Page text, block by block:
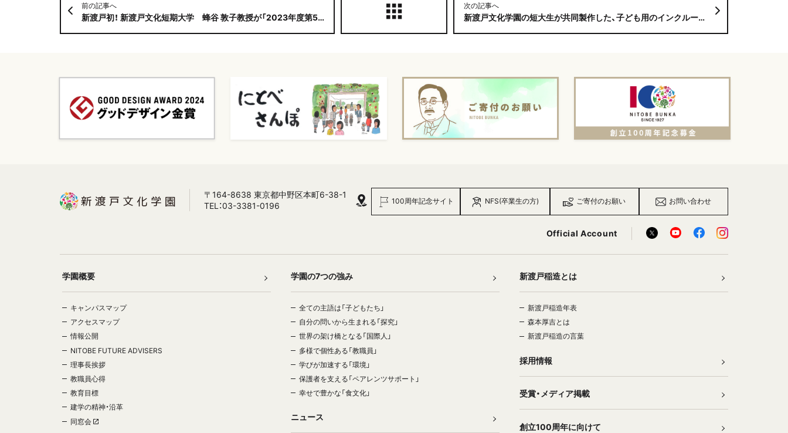
前の記事へ
新渡戸初！ 新渡戸文化短期大学 蜂谷 敦子教授が「2023年度第58回小島三郎記念技術賞」を 受賞
次の記事へ
新渡戸文化学園の短大生が共同製作した、子ども用のインクルーシブフード嚥下お子様ランチが関西さんのHPで、発売になりました！
〒164-8638 東京都中野区本町6-38-1
TEL：03-3381-0196
100周年記念サイト NFS(卒業生の方) ご寄付のお願い お問い合わせ
Official Account
学園概要
キャンパスマップ
アクセスマップ
情報公開
NITOBE FUTURE ADVISERS
理事長挨拶
教職員心得
教育目標
建学の精神・沿革
同窓会
学園の7つの強み
全ての主語は「子どもたち」
自分の問いから生まれる「探究」
世界の架け橋となる「国際人」
多様で個性ある「教職員」
学びが加速する「環境」
保護者を支える「ペアレンツサポート」
幸せで豊かな「食文化」
ニュース
新渡戸稲造とは
新渡戸稲造年表
森本厚吉とは
新渡戸稲造の言葉
採用情報
受賞・メディア掲載
創立100周年に向けて